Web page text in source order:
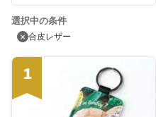
選択中の条件
× 合皮レザー
1